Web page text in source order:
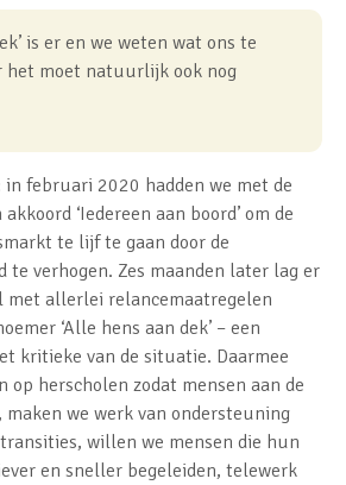
is er en we weten wat ons te
het moet natuurlijk ook nog
in februari 2020 hadden we met de
‘Iedereen aan boord’ om de
te lijf te gaan door de
te verhogen. Zes maanden later lag er
met allerlei relancemaatregelen
‘Alle hens aan dek’ – een
kritieke van de situatie. Daarmee
op herscholen zodat mensen aan de
we werk van ondersteuning
willen we mensen die hun
en sneller begeleiden, telewerk